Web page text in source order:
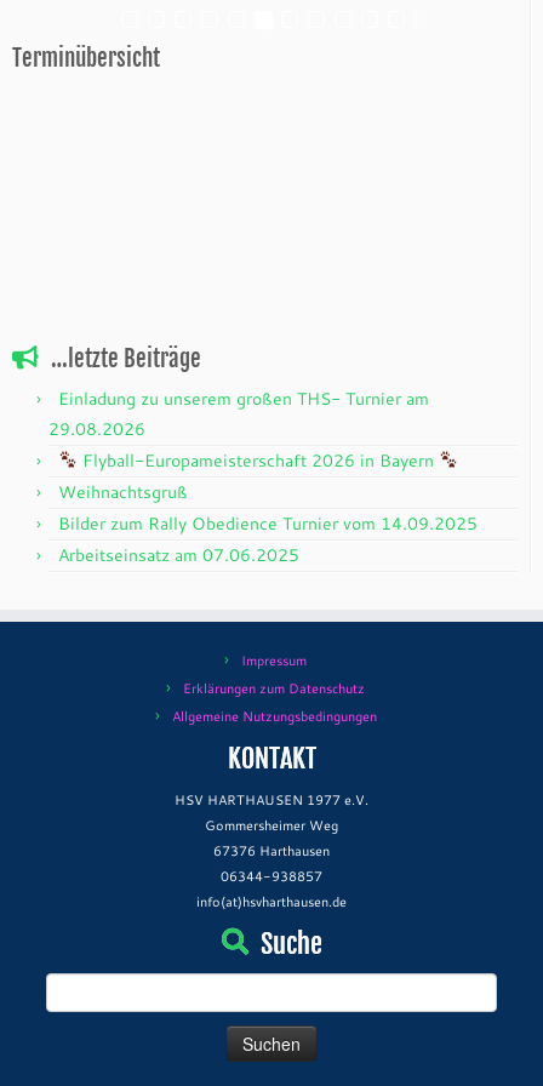
Terminübersicht
…letzte Beiträge
Einladung zu unserem großen THS- Turnier am
29.08.2026
Flyball-Europameisterschaft 2026 in Bayern
Weihnachtsgruß
Bilder zum Rally Obedience Turnier vom 14.09.2025
Arbeitseinsatz am 07.06.2025
Impressum
Erklärungen zum Datenschutz
Allgemeine Nutzungsbedingungen
KONTAKT
HSV HARTHAUSEN 1977 e.V.
Gommersheimer Weg
67376 Harthausen
06344-938857
info(at)hsvharthausen.de
Suche